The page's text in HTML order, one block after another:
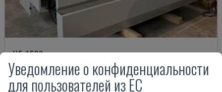
U5-1530
SPINNER - ВЕРТИКАЛЬНЫЙ ОБРАБАТЫВАЮЩИЙ ЦЕНТР
ГЕРМАНИЯ 6.000 HRS
Уведомление о конфиденциальности
для пользователей из ЕС